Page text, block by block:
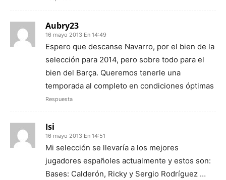
Aubry23
16 mayo 2013 En 14:49
Espero que descanse Navarro, por el bien de la
selección para 2014, pero sobre todo para el
bien del Barça. Queremos tenerle una
temporada al completo en condiciones óptimas
Respuesta
Isi
16 mayo 2013 En 14:51
Mi selección se llevaría a los mejores
jugadores españoles actualmente y estos son:
Bases: Calderón, Ricky y Sergio Rodríguez …